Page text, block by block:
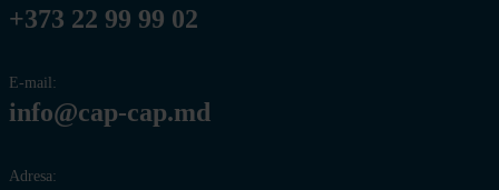
+373 22 99 99 02
E-mail:
info@cap-cap.md
Adresa: